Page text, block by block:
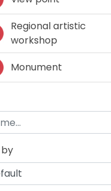
Regional artistic
workshop
Monument